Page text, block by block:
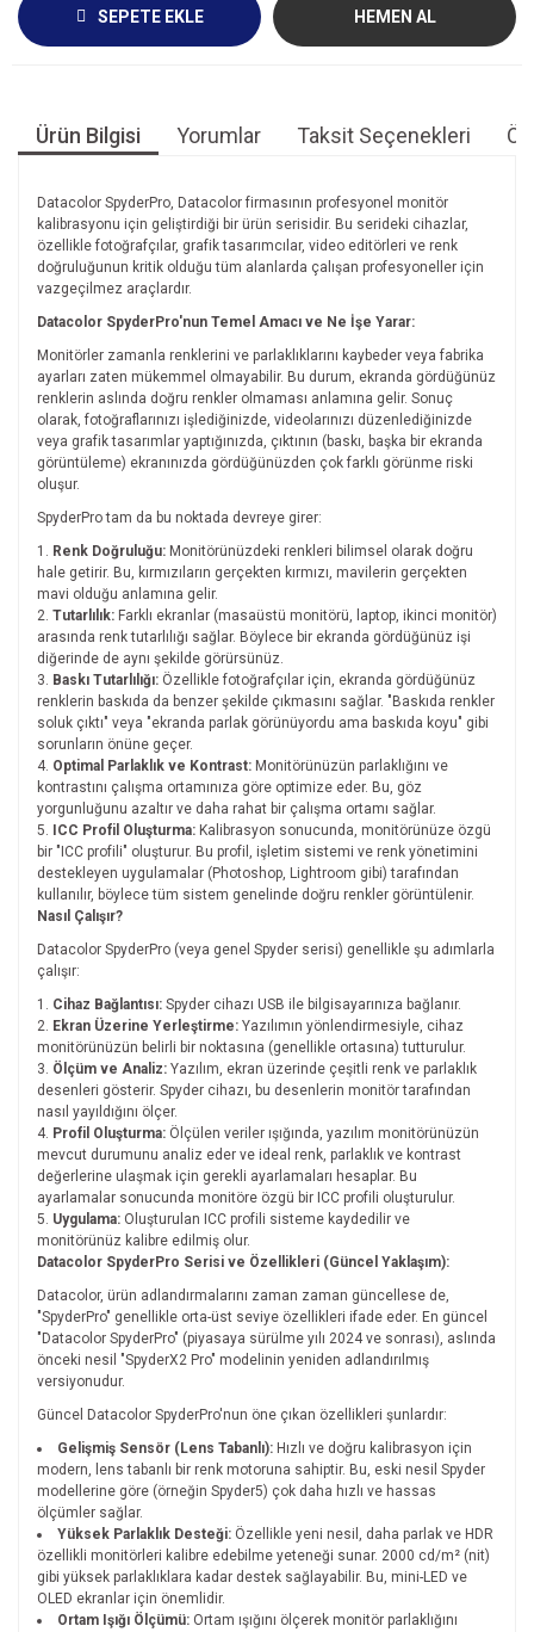
SEPETE EKLE HEMEN AL
Ürün Bilgisi Yorumlar Taksit Seçenekleri
Datacolor SpyderPro, Datacolor firmasının profesyonel monitör
kalibrasyonu için geliştirdiği bir ürün serisidir. Bu serideki cihazlar,
özellikle fotoğrafçılar, grafik tasarımcılar, video editörleri ve renk
doğruluğunun kritik olduğu tüm alanlarda çalışan profesyoneller için
vazgeçilmez araçlardır.
Datacolor SpyderPro'nun Temel Amacı ve Ne İşe Yarar:
Monitörler zamanla renklerini ve parlaklıklarını kaybeder veya fabrika
ayarları zaten mükemmel olmayabilir. Bu durum, ekranda gördüğünüz
renklerin aslında doğru renkler olmaması anlamına gelir. Sonuç
olarak, fotoğraflarınızı işlediğinizde, videolarınızı düzenlediğinizde
veya grafik tasarımlar yaptığınızda, çıktının (baskı, başka bir ekranda
görüntüleme) ekranınızda gördüğünüzden çok farklı görünme riski
oluşur.
SpyderPro tam da bu noktada devreye girer:
Renk Doğruluğu: Monitörünüzdeki renkleri bilimsel olarak doğru
hale getirir. Bu, kırmızıların gerçekten kırmızı, mavilerin gerçekten
mavi olduğu anlamına gelir.
Tutarlılık: Farklı ekranlar (masaüstü monitörü, laptop, ikinci monitör)
arasında renk tutarlılığı sağlar. Böylece bir ekranda gördüğünüz işi
diğerinde de aynı şekilde görürsünüz.
Baskı Tutarlılığı: Özellikle fotoğrafçılar için, ekranda gördüğünüz
renklerin baskıda da benzer şekilde çıkmasını sağlar. "Baskıda renkler
soluk çıktı" veya "ekranda parlak görünüyordu ama baskıda koyu" gibi
sorunların önüne geçer.
Optimal Parlaklık ve Kontrast: Monitörünüzün parlaklığını ve
kontrastını çalışma ortamınıza göre optimize eder. Bu, göz
yorgunluğunu azaltır ve daha rahat bir çalışma ortamı sağlar.
ICC Profil Oluşturma: Kalibrasyon sonucunda, monitörünüze özgü
bir "ICC profili" oluşturur. Bu profil, işletim sistemi ve renk yönetimini
destekleyen uygulamalar (Photoshop, Lightroom gibi) tarafından
kullanılır, böylece tüm sistem genelinde doğru renkler görüntülenir.
Nasıl Çalışır?
Datacolor SpyderPro (veya genel Spyder serisi) genellikle şu adımlarla
çalışır:
Cihaz Bağlantısı: Spyder cihazı USB ile bilgisayarınıza bağlanır.
Ekran Üzerine Yerleştirme: Yazılımın yönlendirmesiyle, cihaz
monitörünüzün belirli bir noktasına (genellikle ortasına) tutturulur.
Ölçüm ve Analiz: Yazılım, ekran üzerinde çeşitli renk ve parlaklık
desenleri gösterir. Spyder cihazı, bu desenlerin monitör tarafından
nasıl yayıldığını ölçer.
Profil Oluşturma: Ölçülen veriler ışığında, yazılım monitörünüzün
mevcut durumunu analiz eder ve ideal renk, parlaklık ve kontrast
değerlerine ulaşmak için gerekli ayarlamaları hesaplar. Bu
ayarlamalar sonucunda monitöre özgü bir ICC profili oluşturulur.
Uygulama: Oluşturulan ICC profili sisteme kaydedilir ve
monitörünüz kalibre edilmiş olur.
Datacolor SpyderPro Serisi ve Özellikleri (Güncel Yaklaşım):
Datacolor, ürün adlandırmalarını zaman zaman güncellese de,
"SpyderPro" genellikle orta-üst seviye özellikleri ifade eder. En güncel
"Datacolor SpyderPro" (piyasaya sürülme yılı 2024 ve sonrası), aslında
önceki nesil "SpyderX2 Pro" modelinin yeniden adlandırılmış
versiyonudur.
Güncel Datacolor SpyderPro'nun öne çıkan özellikleri şunlardır:
Gelişmiş Sensör (Lens Tabanlı): Hızlı ve doğru kalibrasyon için
modern, lens tabanlı bir renk motoruna sahiptir. Bu, eski nesil Spyder
modellerine göre (örneğin Spyder5) çok daha hızlı ve hassas
ölçümler sağlar.
Yüksek Parlaklık Desteği: Özellikle yeni nesil, daha parlak ve HDR
özellikli monitörleri kalibre edebilme yeteneği sunar. 2000 cd/m² (nit)
gibi yüksek parlaklıklara kadar destek sağlayabilir. Bu, mini-LED ve
OLED ekranlar için önemlidir.
Ortam Işığı Ölçümü: Ortam ışığını ölçerek monitör parlaklığını